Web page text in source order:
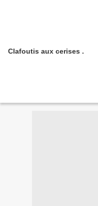
Clafoutis aux cerises .